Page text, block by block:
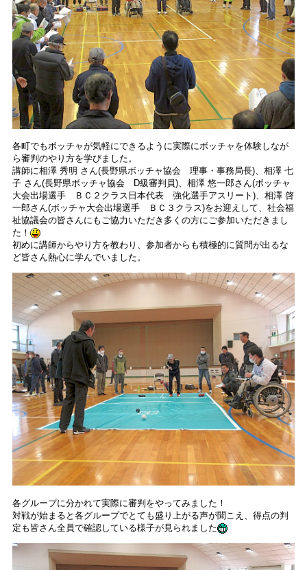
各町でもボッチャが気軽にできるように実際にボッチャを体験しなが
ら審判のやり方を学びました。
講師に相澤 秀明 さん(長野県ボッチャ協会 理事・事務局長)、相澤 七
子 さん(長野県ボッチャ協会 D級審判員)、相澤 悠一郎さん(ボッチャ
大会出場選手 ＢＣ２クラス日本代表 強化選手アスリート)、相澤 啓
一郎さん(ボッチャ大会出場選手 ＢＣ３クラス)をお迎えして、社会福
祉協議会の皆さんにもご協力いただき多くの方にご参加いただきまし
た！
初めに講師からやり方を教わり、参加者からも積極的に質問が出るな
ど皆さん熱心に学んでいました。
各グループに分かれて実際に審判をやってみました！
対戦が始まると各グループでとても盛り上がる声が聞こえ、得点の判
定も皆さん全員で確認している様子が見られました